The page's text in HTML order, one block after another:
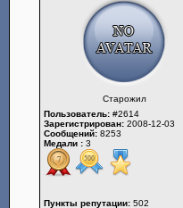
Старожил
Пользователь: #2614
Зарегистрирован: 2008-12-03
Сообщений: 8253
Медали : 3
Пункты репутации: 502